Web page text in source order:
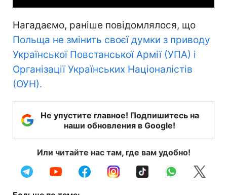
Нагадаємо, раніше повідомлялося, що
Польща не змінить своєї думки з приводу
Української Повстанської Армії (УПА) і
Організації Українських Націоналістів
(ОУН).
Не упустите главное! Подпишитесь на
наши обновления в Google!
Или читайте нас там, где вам удобно!